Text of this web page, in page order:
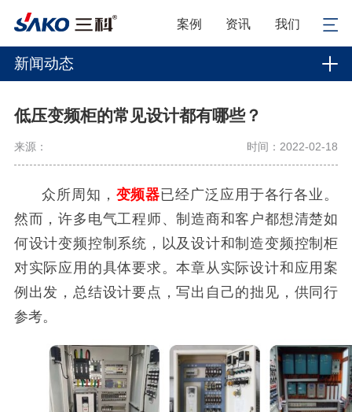
案例 资讯 我们
新闻动态
低压变频柜的常见设计都有哪些？
来源： 时间：2022-02-18
众所周知， 变频器已经广泛应用于各行各业。
然而，许多电气工程师、制造商和客户都想清楚如
何设计变频控制系统，以及设计和制造变频控制柜
对实际应用的具体要求。本章从实际设计和应用案
例出发，总结设计要点，写出自己的拙见，供同行
参考。